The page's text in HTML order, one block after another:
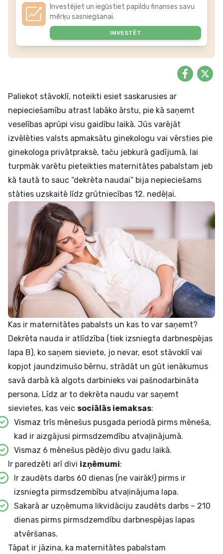
Investējiet un iegūstiet papildu finanses savu
mērķu sasniegšanai.
INVESTĒT
Paliekot stāvoklī, noteikti esiet saskarusies ar
nepieciešamību atrast labāko ārstu, pie kā saņemt
veselības aprūpi visu gaidību laikā. Jūs varējāt
izvēlēties valsts apmaksātu ginekologu vai vērsties pie
ginekologa privātpraksē, taču jebkurā gadījumā, lai
turpmāk varētu pieteikties maternitātes pabalstam jeb
kā tautā to sauc “dekrēta naudai” bija nepieciešams
stāties uzskaitē līdz grūtniecības 12. nedēļai.
Kas ir maternitātes pabalsts un kas to var saņemt?
Dekrēta nauda ir atlīdzība (tiek izsniegta darbnespējas
lapa B), ko saņem sieviete, jo nevar, esot stāvoklī vai
kopjot jaundzimušo bērnu, strādāt un gūt ienākumus
savā darbā kā algots darbinieks vai pašnodarbināta
persona. Līdz ar to dekrēta naudu var saņemt
sievietes, kas veic sociālās iemaksas:
Vismaz trīs mēnešus pusgada periodā pirms mēneša,
kad ir aizgājusi pirmsdzemdību atvaļinājumā.
Vismaz 6 mēnešus pēdējo divu gadu laikā.
Ir paredzēti arī divi izņēmumi:
Ir zaudēts darbs 60 dienas (ne vairāk!) pirms ir
izsniegta pirmsdzembību atvaļinājuma lapa.
Sakarā ar uzņēmuma likvidāciju zaudēts darbs – 210
dienas pirms pirmsdzemdību darbnespējas lapas
atvēršanas.
Tāpat ir jāzina, ka maternitātes pabalstam